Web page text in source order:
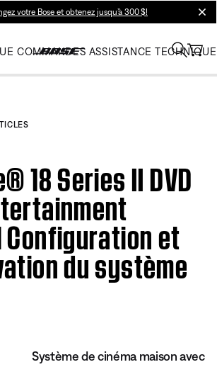
votre Bose et obtenez jusqu’à 300 $!
COMMANDES ASSISTANCE TECHNIQUE
18 Series II DVD
et
du système
Système de cinéma maison avec